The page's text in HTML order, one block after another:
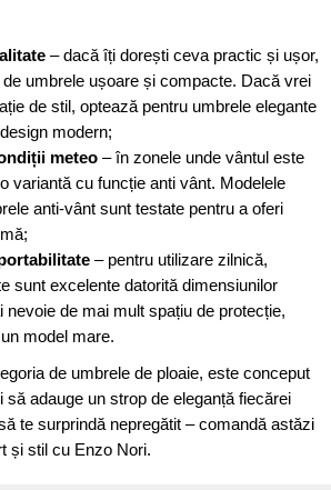
– dacă îți dorești ceva practic și ușor,
umbrele ușoare și compacte. Dacă vrei
de stil, optează pentru umbrele elegante
modern;
meteo – în zonele unde vântul este
variantă cu funcție anti vânt. Modelele
anti-vânt sunt testate pentru a oferi
– pentru utilizare zilnică,
sunt excelente datorită dimensiunilor
nevoie de mai mult spațiu de protecție,
model mare.
de umbrele de ploaie, este conceput
să adauge un strop de eleganță fiecărei
te surprindă nepregătit – comandă astăzi
și stil cu Enzo Nori.